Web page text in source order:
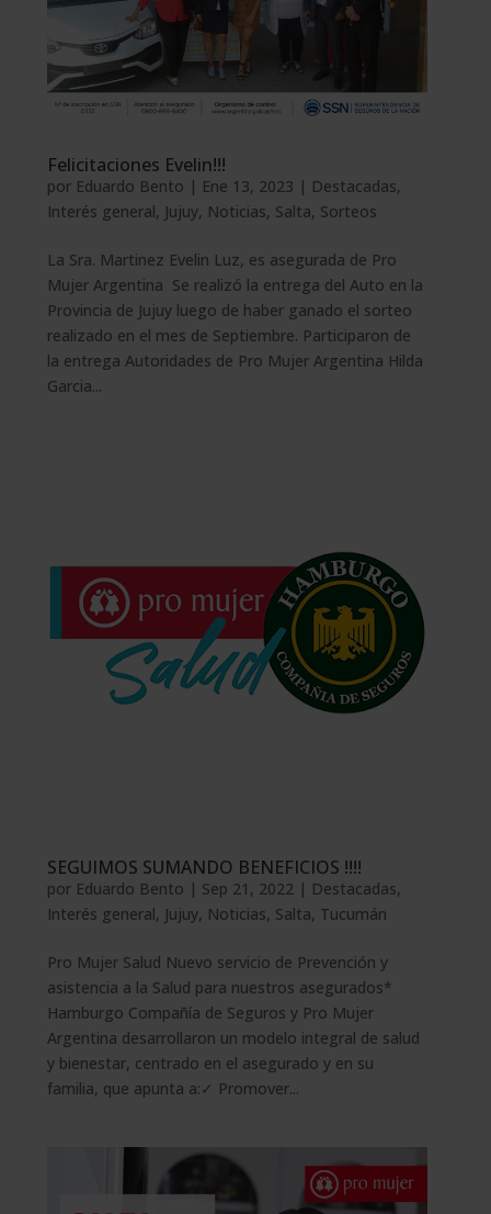
Felicitaciones Evelin!!!
por Eduardo Bento | Ene 13, 2023 | Destacadas,
Interés general, Jujuy, Noticias, Salta, Sorteos
La Sra. Martinez Evelin Luz, es asegurada de Pro
Mujer Argentina Se realizó la entrega del Auto en la
Provincia de Jujuy luego de haber ganado el sorteo
realizado en el mes de Septiembre. Participaron de
la entrega Autoridades de Pro Mujer Argentina Hilda
Garcia...
SEGUIMOS SUMANDO BENEFICIOS !!!!
por Eduardo Bento | Sep 21, 2022 | Destacadas,
Interés general, Jujuy, Noticias, Salta, Tucumán
Pro Mujer Salud Nuevo servicio de Prevención y
asistencia a la Salud para nuestros asegurados*
Hamburgo Compañía de Seguros y Pro Mujer
Argentina desarrollaron un modelo integral de salud
y bienestar, centrado en el asegurado y en su
familia, que apunta a:✓ Promover...